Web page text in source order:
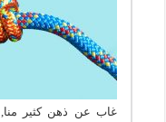
غاب عن ذهن كثير